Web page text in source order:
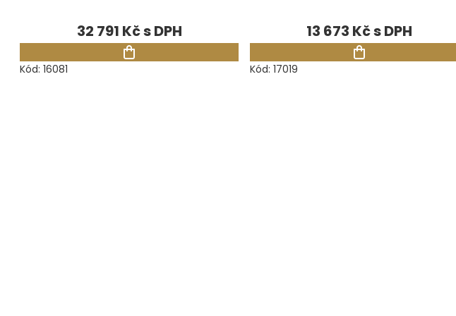
32 791 Kč
Kód: 16081
13 673 Kč
Kód: 17019